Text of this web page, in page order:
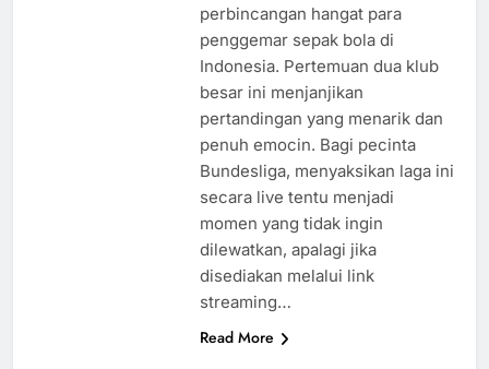
perbincangan hangat para
penggemar sepak bola di
Indonesia. Pertemuan dua klub
besar ini menjanjikan
pertandingan yang menarik dan
penuh emocin. Bagi pecinta
Bundesliga, menyaksikan laga ini
secara live tentu menjadi
momen yang tidak ingin
dilewatkan, apalagi jika
disediakan melalui link
streaming…
Read More